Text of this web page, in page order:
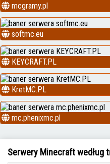
mcgramy.pl
softmc.eu
KEYCRAFT.PL
KretMC.PL
mc.phenixmc.pl
Serwery Minecraft według